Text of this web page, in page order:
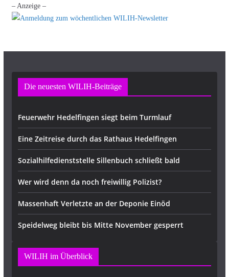
– Anzeige –
Die neuesten WILIH-Beiträge
Feuerwehr Hedelfingen siegt beim Turmlauf
Eine Zeitreise durch das Rathaus Hedelfingen
Sozialhilfedienststelle Sillenbuch schließt bald
Wer wird denn da noch freiwillig Polizist?
Massenhaft Verletzte an der Deponie Einöd
Speidelweg bleibt bis Mitte November gesperrt
WILIH im Überblick